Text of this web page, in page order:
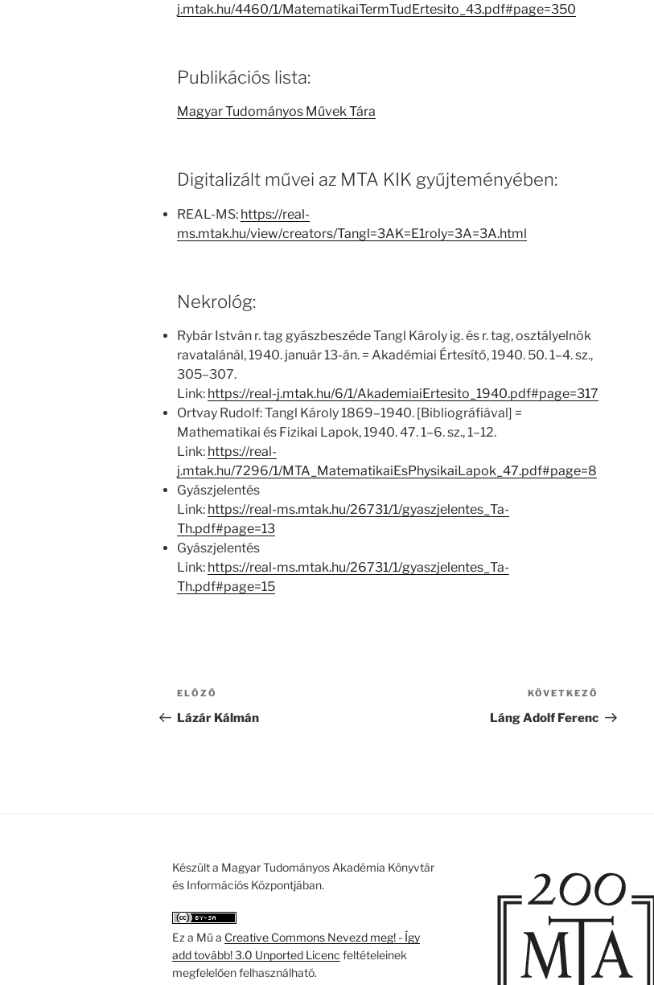
j.mtak.hu/4460/1/MatematikaiTermTudErtesito_43.pdf#page=350
Publikációs lista:
Magyar Tudományos Művek Tára
Digitalizált művei az MTA KIK gyűjteményében:
REAL-MS: https://real-
ms.mtak.hu/view/creators/Tangl=3AK=E1roly=3A=3A.html
Nekrológ:
Rybár István r. tag gyászbeszéde Tangl Károly ig. és r. tag, osztályelnök
ravatalánál, 1940. január 13-án. = Akadémiai Értesítő, 1940. 50. 1–4. sz.,
305–307.
Link: https://real-j.mtak.hu/6/1/AkademiaiErtesito_1940.pdf#page=317
Ortvay Rudolf: Tangl Károly 1869–1940. [Bibliográfiával] =
Mathematikai és Fizikai Lapok, 1940. 47. 1–6. sz., 1–12.
Link: https://real-
j.mtak.hu/7296/1/MTA_MatematikaiEsPhysikaiLapok_47.pdf#page=8
Gyászjelentés
Link: https://real-ms.mtak.hu/26731/1/gyaszjelentes_Ta-
Th.pdf#page=13
Gyászjelentés
Link: https://real-ms.mtak.hu/26731/1/gyaszjelentes_Ta-
Th.pdf#page=15
Bejegyzés
navigáció
Korábbi
bejegyzés
ELŐZŐ
Lázár Kálmán
bejegyzés
KÖVETKEZŐ
Láng Adolf Ferenc
Készült a Magyar Tudományos Akadémia Könyvtár
és Információs Központjában.
Ez a Mű a Creative Commons Nevezd meg! - Így
add tovább! 3.0 Unported Licenc feltételeinek
megfelelően felhasználható.